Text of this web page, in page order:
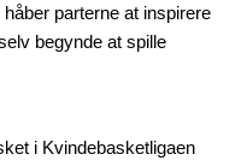
parterne at inspirere
begynde at spille
i Kvindebasketligaen